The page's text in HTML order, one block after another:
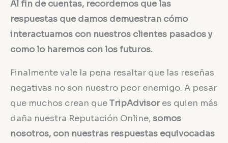
Al fin de cuentas, recordemos que las
respuestas que damos demuestran cómo
interactuamos con nuestros clientes pasados y
como lo haremos con los futuros.
Finalmente vale la pena resaltar que las reseñas
negativas no son nuestro peor enemigo. A pesar
que muchos crean queTripAdvisores quien más
daña nuestra Reputación Online, somos
nosotros, con nuestras respuestas equivocadas